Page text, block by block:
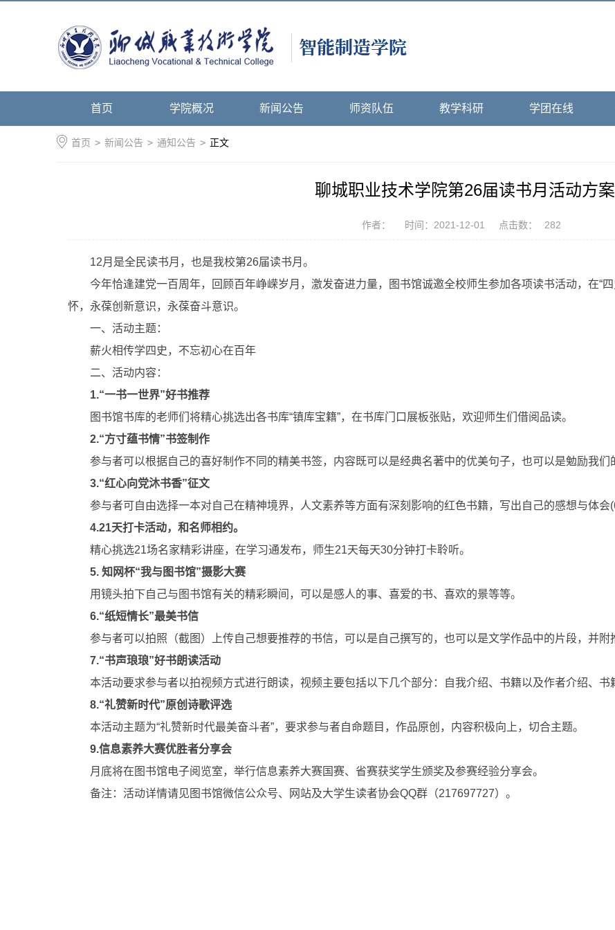
首页 学院概况 新闻公告 师资队伍 教学科研 学团在线
首页 > 新闻公告 > 通知公告 > 正文
聊城职业技术学院第26届读书月活动方案
作者： 时间：2021-12-01 点击数： 282
12月是全民读书月，也是我校第26届读书月。
今年恰逢建党一百周年，回顾百年峥嵘岁月，激发奋进力量，图书馆诚邀全校师生参加各项读书活动，在“
怀，永葆创新意识，永葆奋斗意识。
一、活动主题：
薪火相传学四史，不忘初心在百年
二、活动内容：
1.“一书一世界”好书推荐
图书馆书库的老师们将精心挑选出各书库“镇库宝籍”，在书库门口展板张贴，欢迎师生们借阅品读。
2.“方寸蕴书情”书签制作
参与者可以根据自己的喜好制作不同的精美书签，内容既可以是经典名著中的优美句子，也可以是勉励我们
3.“红心向党沐书香”征文
参与者可自由选择一本对自己在精神境界，人文素养等方面有深刻影响的红色书籍，写出自己的感想与体会
4.21天打卡活动，和名师相约。
精心挑选21场名家精彩讲座，在学习通发布，师生21天每天30分钟打卡聆听。
5. 知网杯“我与图书馆”摄影大赛
用镜头拍下自己与图书馆有关的精彩瞬间，可以是感人的事、喜爱的书、喜欢的景等等。
6.“纸短情长”最美书信
参与者可以拍照（截图）上传自己想要推荐的书信，可以是自己撰写的，也可以是文学作品中的片段，并附
7.“书声琅琅”好书朗读活动
本活动要求参与者以拍视频方式进行朗读，视频主要包括以下几个部分：自我介绍、书籍以及作者介绍、书
8.“礼赞新时代”原创诗歌评选
本活动主题为“礼赞新时代最美奋斗者”，要求参与者自命题目，作品原创，内容积极向上，切合主题。
9.信息素养大赛优胜者分享会
月底将在图书馆电子阅览室，举行信息素养大赛国赛、省赛获奖学生颁奖及参赛经验分享会。
备注：活动详情请见图书馆微信公众号、网站及大学生读者协会QQ群（217697727）。